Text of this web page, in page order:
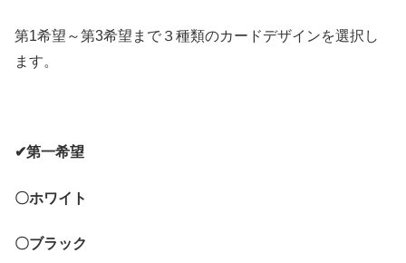
第1希望～第3希望まで３種類のカードデザインを選択し
ます。
✔第一希望
〇ホワイト
〇ブラック